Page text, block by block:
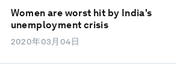
Women are worst hit by India's
unemployment crisis
2020年03月04日